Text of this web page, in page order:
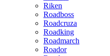
Riken
Roadboss
Roadcruza
Roadking
Roadmarch
Roador